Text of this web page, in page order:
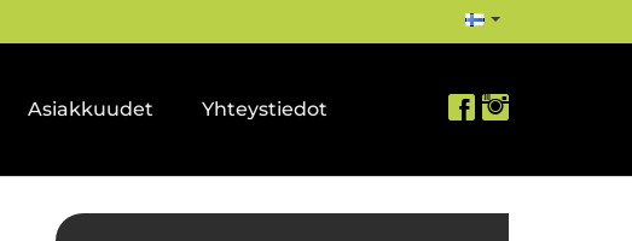
Asiakkuudet Yhteystiedot